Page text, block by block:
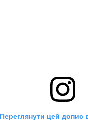
Переглянути цей допис